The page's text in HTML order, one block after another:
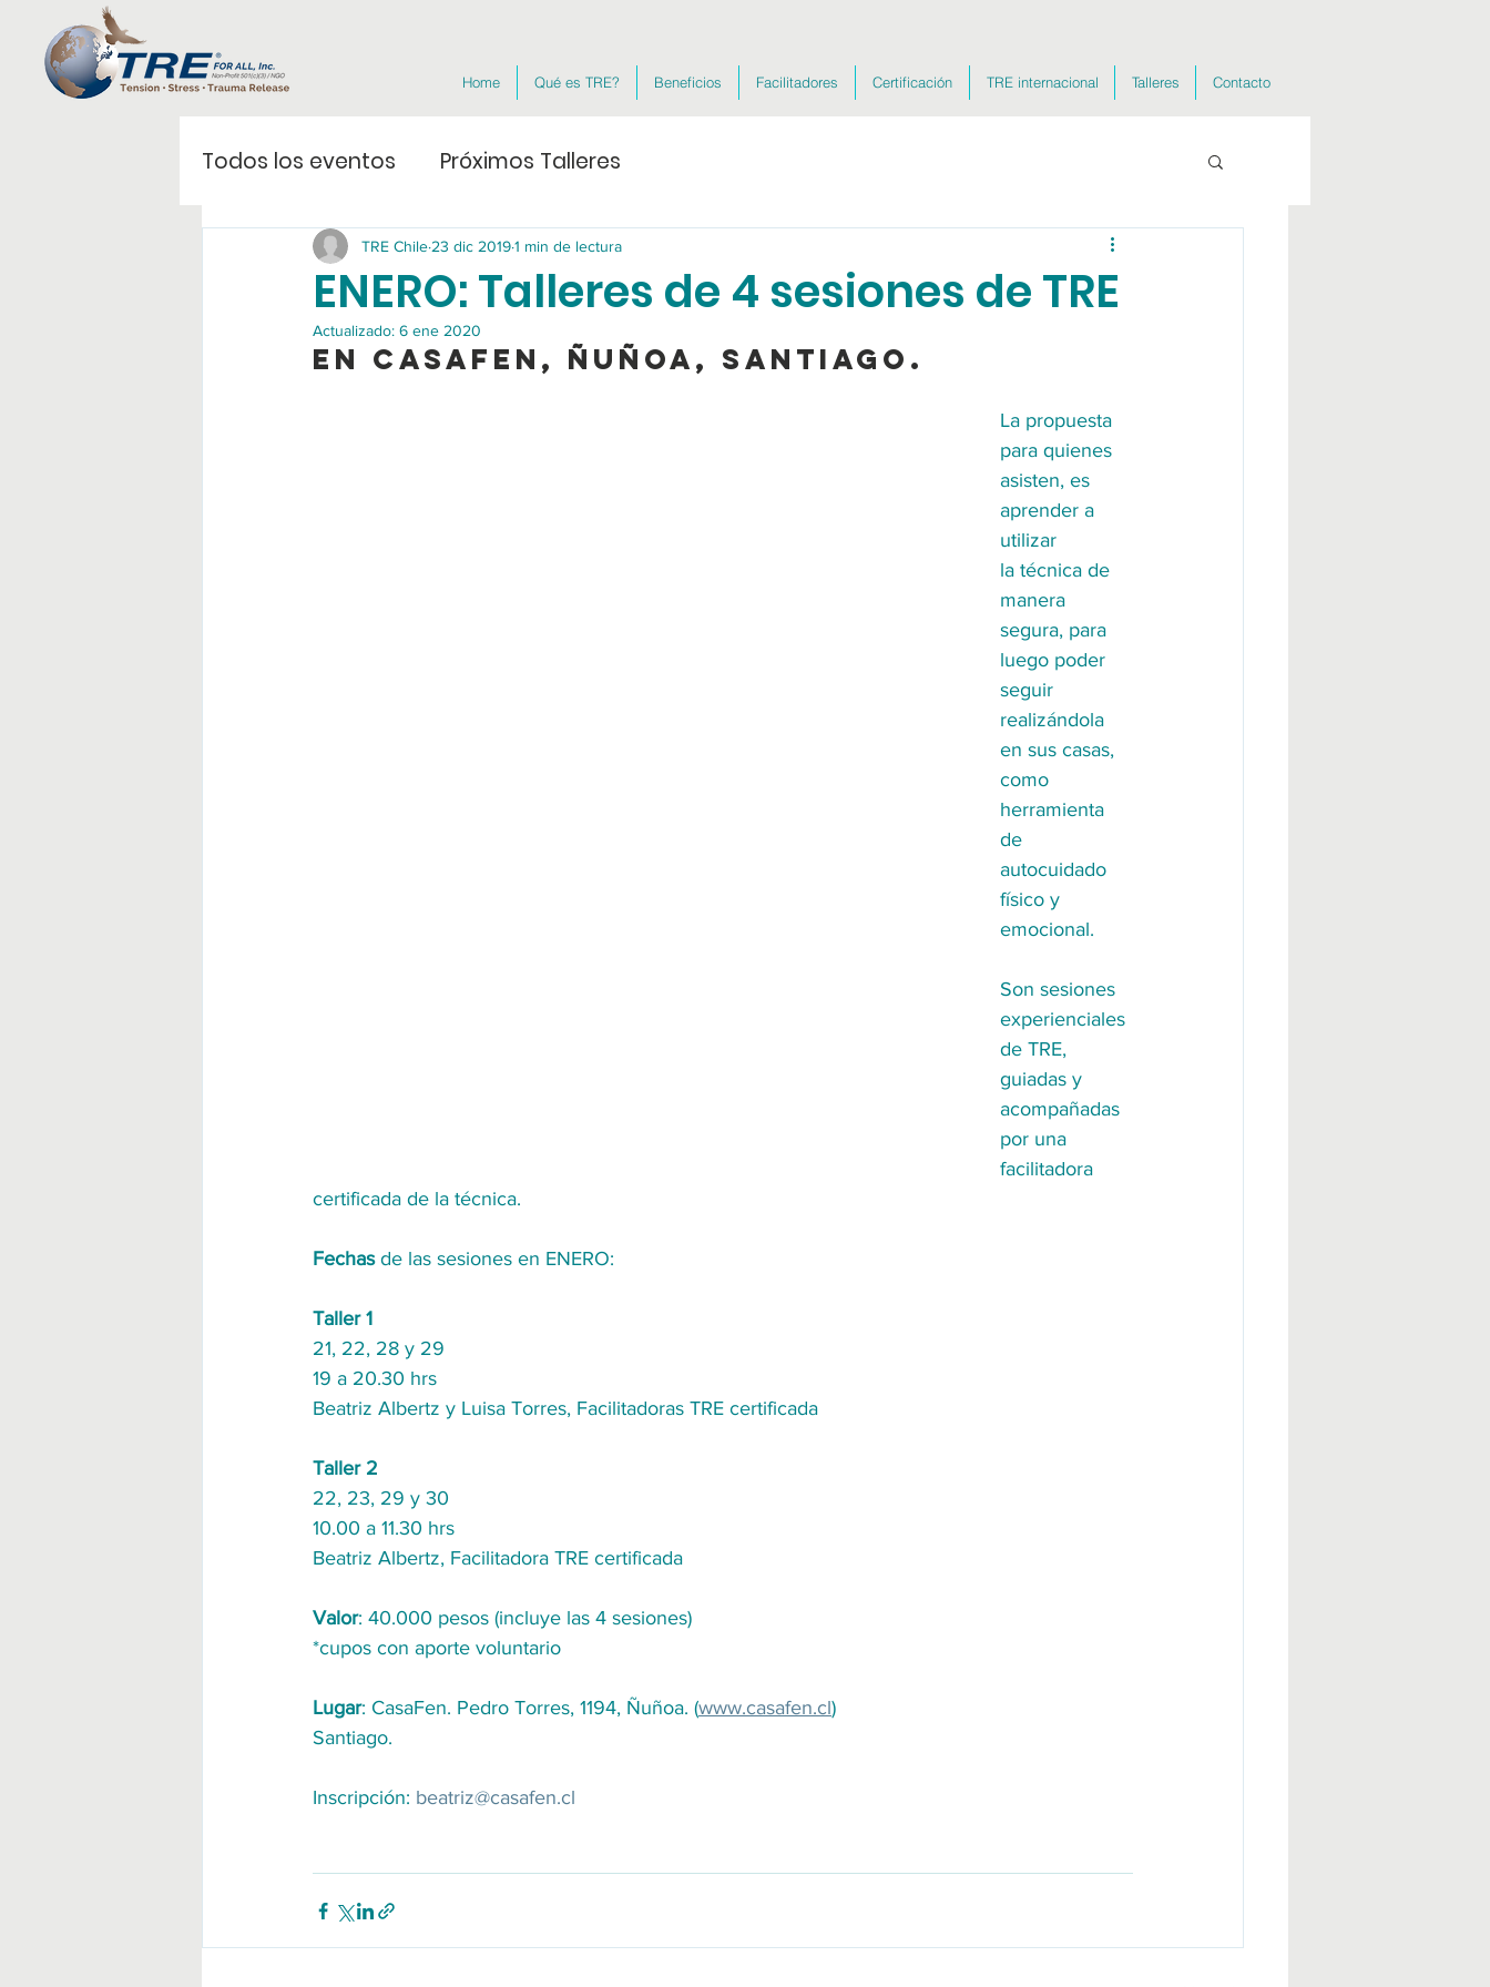
Home Qué es TRE? Beneficios Facilitadores Certificación TRE internacional Talleres Contacto
Todos los eventos Próximos Talleres
ENERO: Talleres de 4 sesiones de TRE
TRE Chile 23 dic 20191 min de lectura
Actualizado: 6 ene 2020
En CasaFen, Ñuñoa, Santiago.
La propuesta
para quienes
asisten, es
aprender a
utilizar
la técnica de
manera
segura, para
luego poder
seguir
realizándola
en sus casas,
como
herramienta
de
autocuidado
físico y
emocional.
Son sesiones
experienciales
de TRE,
guiadas y
acompañadas
por una
facilitadora
certificada de la técnica.
Fechas de las sesiones en ENERO:
Taller 1
21, 22, 28 y 29
19 a 20.30 hrs
Beatriz Albertz y Luisa Torres, Facilitadoras TRE certificada
Taller 2
22, 23, 29 y 30
10.00 a 11.30 hrs
Beatriz Albertz, Facilitadora TRE certificada
Valor: 40.000 pesos (incluye las 4 sesiones)
*cupos con aporte voluntario
Lugar: CasaFen. Pedro Torres, 1194, Ñuñoa. (www.casafen.cl)
Santiago.
Inscripción: beatriz@casafen.cl